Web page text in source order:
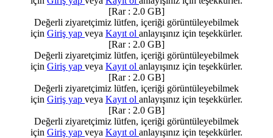
[Rar : 2.0 GB]
Değerli ziyaretçimiz lütfen, içeriği görüntüleyebilmek
için Giriş yap veya Kayıt ol anlayışınız için teşekkürler.
[Rar : 2.0 GB]
Değerli ziyaretçimiz lütfen, içeriği görüntüleyebilmek
için Giriş yap veya Kayıt ol anlayışınız için teşekkürler.
[Rar : 2.0 GB]
Değerli ziyaretçimiz lütfen, içeriği görüntüleyebilmek
için Giriş yap veya Kayıt ol anlayışınız için teşekkürler.
[Rar : 2.0 GB]
Değerli ziyaretçimiz lütfen, içeriği görüntüleyebilmek
için Giriş yap veya Kayıt ol anlayışınız için teşekkürler.